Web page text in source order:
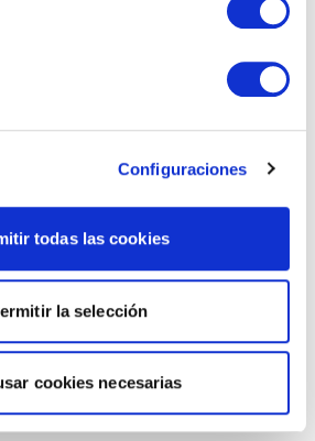
Configuraciones
todas las cookies
la selección
cookies necesarias